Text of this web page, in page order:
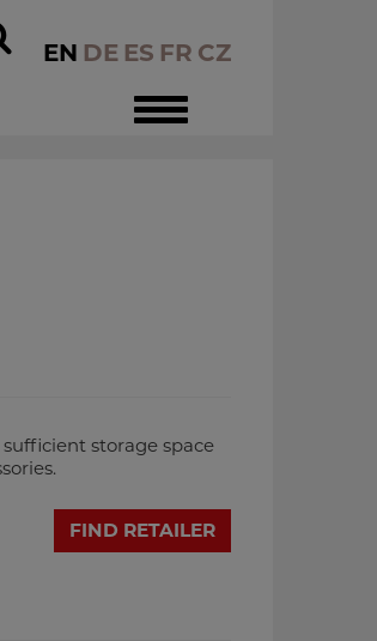
Toggle
navigation
EN DE ES FR CZ
storage space
FIND RETAILER